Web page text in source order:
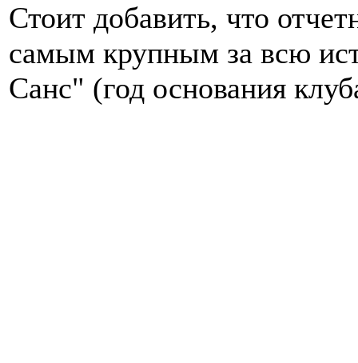
Стоит добавить, что
самым крупным за всю
Санс" (год основания